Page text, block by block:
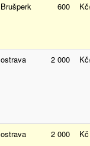
Brušperk 600
ostrava 2 000
ostrava 2 000